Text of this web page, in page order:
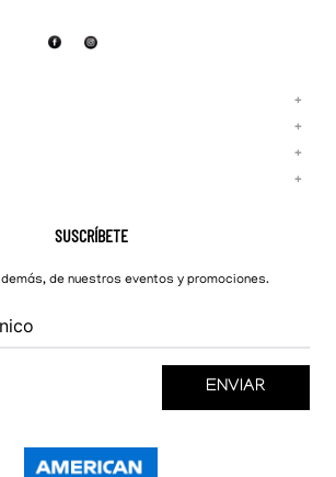
+
+
+
+
SUSCRÍBETE
de nuestros eventos y promociones.
ENVIAR